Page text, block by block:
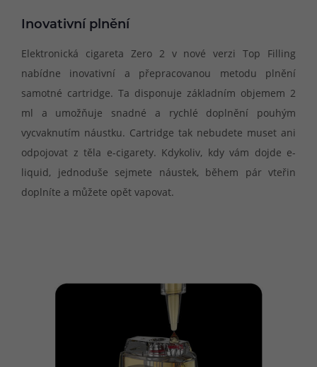
Inovativní plnění
Elektronická cigareta Zero 2 v nové verzi Top Filling
nabídne inovativní a přepracovanou metodu plnění
samotné cartridge. Ta disponuje základním objemem 2
ml a umožňuje snadné a rychlé doplnění pouhým
vycvaknutím náustku. Cartridge tak nebudete muset ani
odpojovat z těla e-cigarety. Kdykoliv, kdy vám dojde e-
liquid, jednoduše sejmete náustek, během pár vteřin
doplníte a můžete opět vapovat.